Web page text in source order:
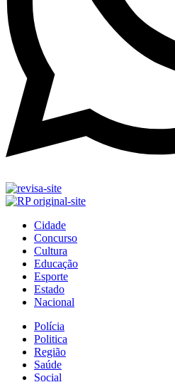
Cidade
Concurso
Cultura
Educação
Esporte
Estado
Nacional
Polícia
Politica
Região
Saúde
Social